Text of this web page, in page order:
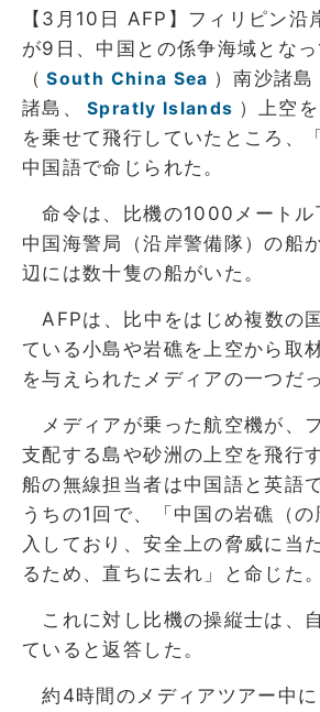
【3月10日 AFP】フィリピン沿
が9日、中国との係争海域とな
（ South China Sea ）南沙諸
諸島、
Spratly Islands ）上空
を乗せて飛行していたところ、
中国語で命じられた。
命令は、比機の1000メートル
中国海警局（沿岸警備隊）の船
辺には数十隻の船がいた。
AFPは、比中をはじめ複数の
ている小島や岩礁を上空から取
を与えられたメディアの一つだっ
メディアが乗った航空機が、
支配する島や砂洲の上空を飛行
船の無線担当者は中国語と英語
うちの1回で、「中国の岩礁（
入しており、安全上の脅威に当
るため、直ちに去れ」と命じた。
これに対し比機の操縦士は、
ていると返答した。
約4時間のメディアツアー中